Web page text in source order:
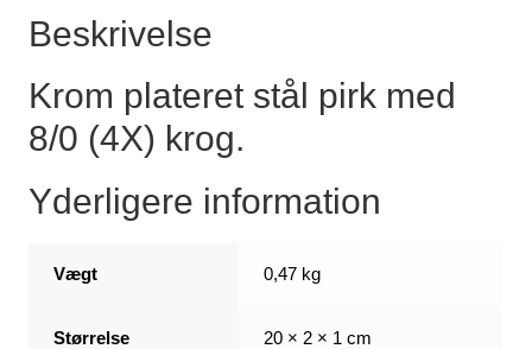
Beskrivelse
Krom plateret stål pirk med
8/0 (4X) krog.
Yderligere information
Vægt 0,47 kg
Størrelse 20 × 2 × 1 cm